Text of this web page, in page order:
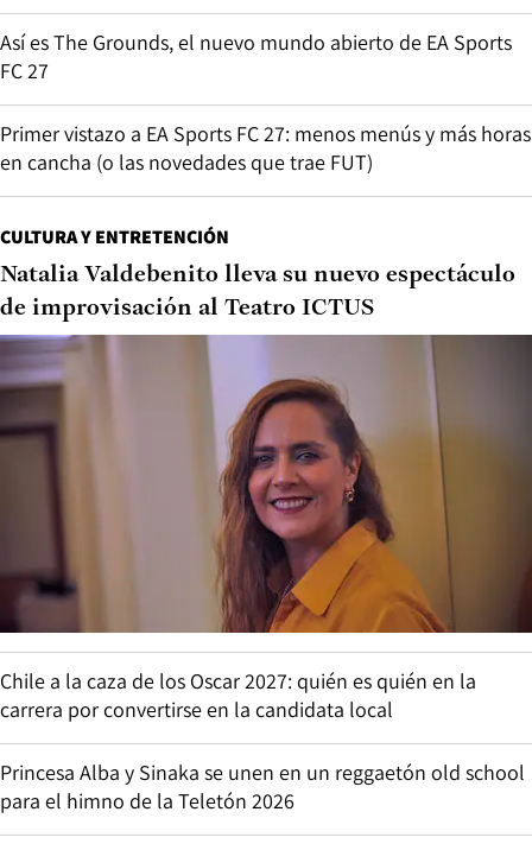
Así es The Grounds, el nuevo mundo abierto de EA Sports
FC 27
Primer vistazo a EA Sports FC 27: menos menús y más horas
en cancha (o las novedades que trae FUT)
CULTURA Y ENTRETENCIÓN
Natalia Valdebenito lleva su nuevo espectáculo
de improvisación al Teatro ICTUS
Chile a la caza de los Oscar 2027: quién es quién en la
carrera por convertirse en la candidata local
Princesa Alba y Sinaka se unen en un reggaetón old school
para el himno de la Teletón 2026